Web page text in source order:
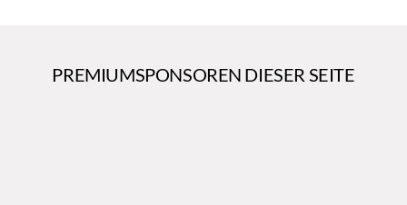
PREMIUMSPONSOREN DIESER SEITE